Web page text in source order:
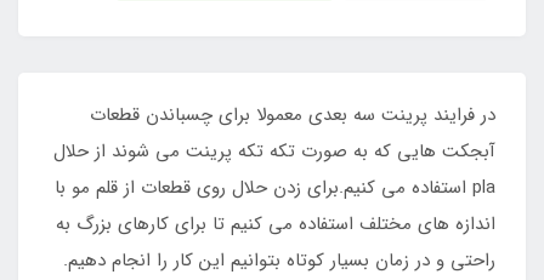
در فرایند پرینت سه بعدی معمولا برای چسباندن قطعات
آبجکت هایی که به صورت تکه تکه پرینت می شوند از حلال
pla استفاده می کنیم.برای زدن حلال روی قطعات از قلم مو با
اندازه های مختلف استفاده می کنیم تا برای کارهای بزرگ به
راحتی و در زمان بسیار کوتاه بتوانیم این کار را انجام دهیم.